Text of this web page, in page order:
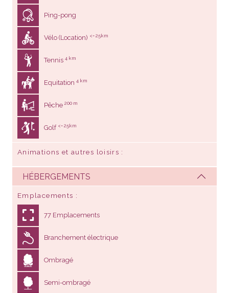
Ping-pong
Vélo (Location) <= 25km
Tennis 4 km
Equitation 4 km
Pêche 200 m
Golf <= 25km
Animations et autres loisirs
HÉBERGEMENTS
Emplacements
77 Emplacements
Branchement électrique
Ombragé
Semi-ombragé